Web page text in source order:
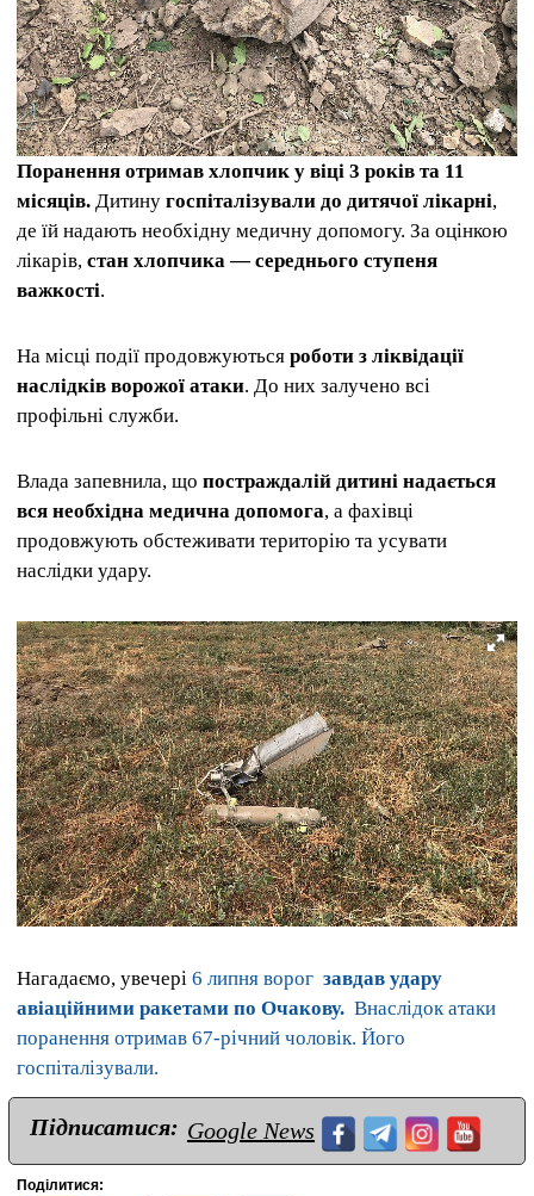
Поранення отримав хлопчик у віці 3 років та 11
місяців. Дитину госпіталізували до дитячої лікарні,
де їй надають необхідну медичну допомогу. За оцінкою
лікарів, стан хлопчика — середнього ступеня
важкості.
На місці події продовжуються роботи з ліквідації
наслідків ворожої атаки. До них залучено всі
профільні служби.
Влада запевнила, що постраждалій дитині надається
вся необхідна медична допомога, а фахівці
продовжують обстеживати територію та усувати
наслідки удару.
Нагадаємо, увечері 6 липня ворог завдав удару
авіаційними ракетами по Очакову. Внаслідок атаки
поранення отримав 67-річний чоловік. Його
госпіталізували.
Підписатися: Google News
Поділитися: